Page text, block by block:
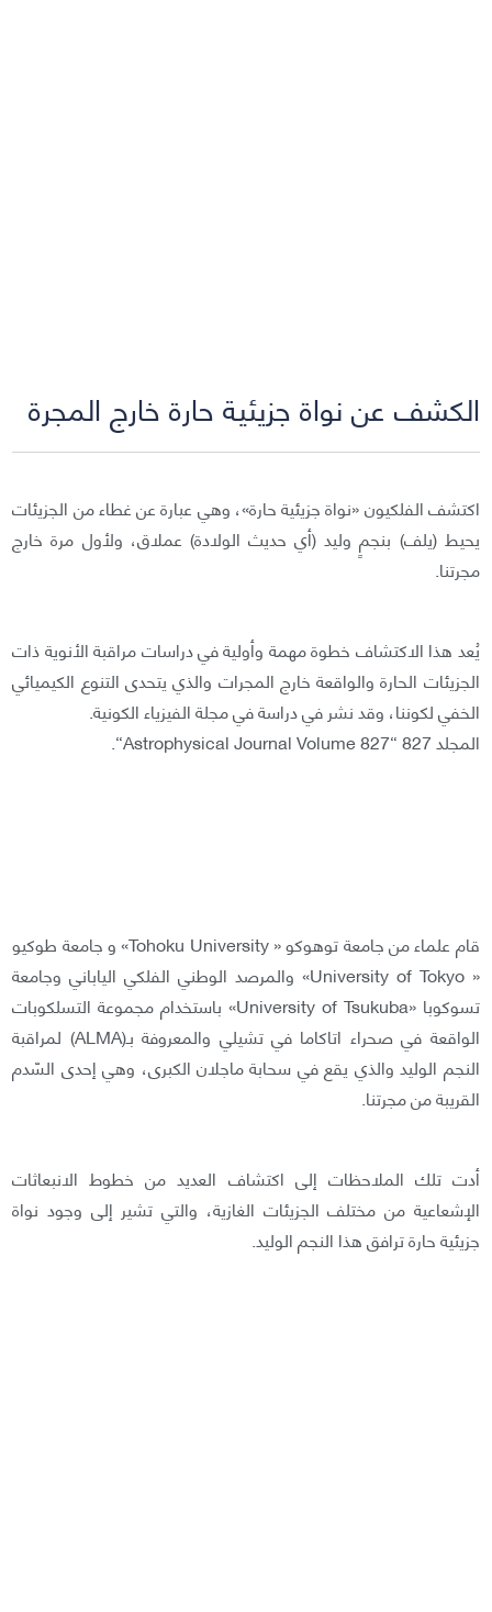
الكشف عن نواة جزيئية حارة خارج المجرة
اكتشف الفلكيون «نواة جزيئية حارة»، وهي عبارة عن غطاء من الجزيئات
يحيط (يلف) بنجمٍ وليد (أي حديث الولادة) عملاق، ولأول مرة خارج
مجرتنا.
يُعد هذا الاكتشاف خطوة مهمة وأولية في دراسات مراقبة الأنوية ذات
الجزيئات الحارة والواقعة خارج المجرات والذي يتحدى التنوع الكيميائي
الخفي لكوننا، وقد نشر في دراسة في مجلة الفيزياء الكونية.
المجلد 827 “Astrophysical Journal Volume 827“.
قام علماء من جامعة توهوكو « Tohoku University» و جامعة طوكيو
« University of Tokyo» والمرصد الوطني الفلكي الياباني وجامعة
تسوكوبا «University of Tsukuba» باستخدام مجموعة التسلكوبات
الواقعة في صحراء اتاكاما في تشيلي والمعروفة بـ(ALMA) لمراقبة
النجم الوليد والذي يقع في سحابة ماجلان الكبرى، وهي إحدى السّدم
القريبة من مجرتنا.
أدت تلك الملاحظات إلى اكتشاف العديد من خطوط الانبعاثات
الإشعاعية من مختلف الجزيئات الغازية، والتي تشير إلى وجود نواة
جزيئية حارة ترافق هذا النجم الوليد.